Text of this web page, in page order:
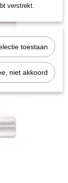
verstrekt.
toestaan
niet akkoord